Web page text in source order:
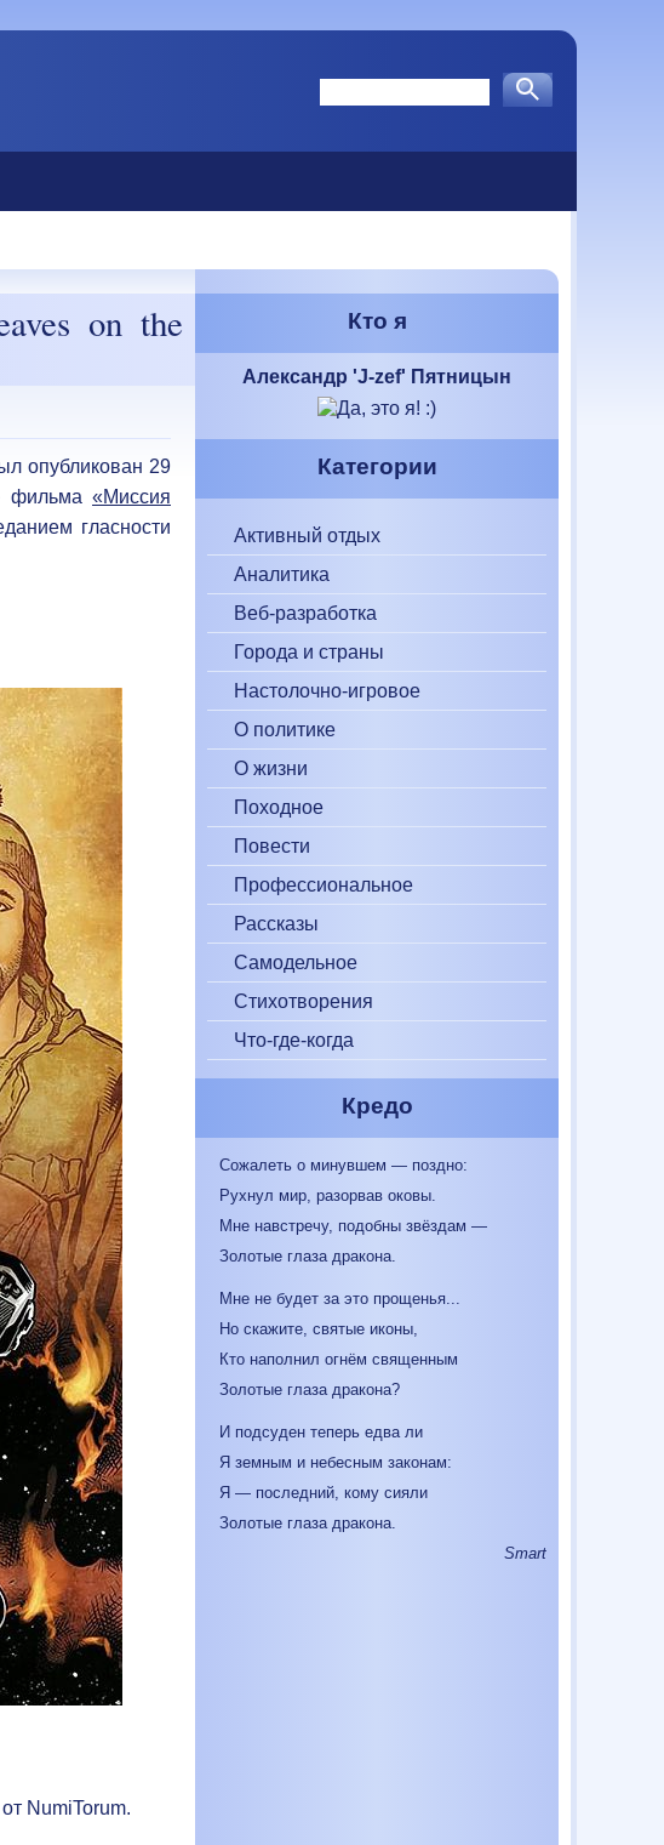
on the
опубликован 29
фильма «Миссия
гласности
NumiTorum.
Кто я
Александр 'J-zef' Пятницын
Категории
Активный отдых
Аналитика
Веб-разработка
Города и страны
Настолочно-игровое
О политике
О жизни
Походное
Повести
Профессиональное
Рассказы
Самодельное
Стихотворения
Что-где-когда
Кредо
Сожалеть о минувшем — поздно:
Рухнул мир, разорвав оковы.
Мне навстречу, подобны звёздам —
Золотые глаза дракона.
Мне не будет за это прощенья...
Но скажите, святые иконы,
Кто наполнил огнём священным
Золотые глаза дракона?
И подсуден теперь едва ли
Я земным и небесным законам:
Я — последний, кому сияли
Золотые глаза дракона.
Smart